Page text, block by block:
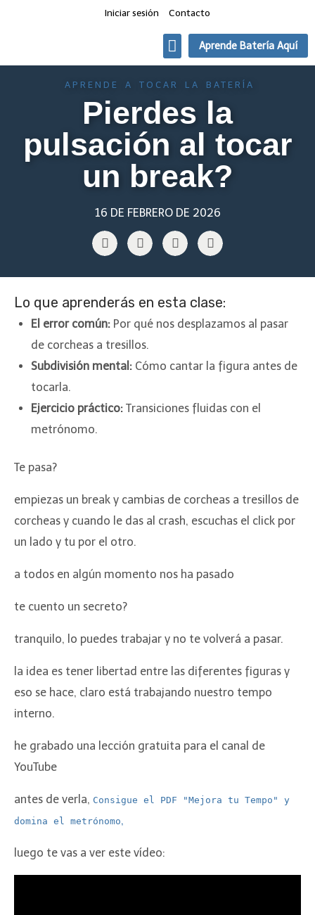
Iniciar sesión Contacto
Aprende Batería Aquí
APRENDE A TOCAR LA BATERÍA
Pierdes la
pulsación al tocar
un break?
16 DE FEBRERO DE 2026
Lo que aprenderás en esta clase:
El error común: Por qué nos desplazamos al pasar
de corcheas a tresillos.
Subdivisión mental: Cómo cantar la figura antes de
tocarla.
Ejercicio práctico: Transiciones fluidas con el
metrónomo.
Te pasa?
empiezas un break y cambias de corcheas a tresillos de
corcheas y cuando le das al crash, escuchas el click por
un lado y tu por el otro.
a todos en algún momento nos ha pasado
te cuento un secreto?
tranquilo, lo puedes trabajar y no te volverá a pasar.
la idea es tener libertad entre las diferentes figuras y
eso se hace, claro está trabajando nuestro tempo
interno.
he grabado una lección gratuita para el canal de
YouTube
antes de verla, Consigue el PDF "Mejora tu Tempo" y
domina el metrónomo,
luego te vas a ver este vídeo: